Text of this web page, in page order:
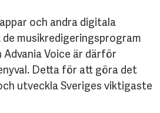
och andra digitala
musikredigeringsprogram
Voice är därför
Detta för att göra det
utveckla Sveriges viktigaste